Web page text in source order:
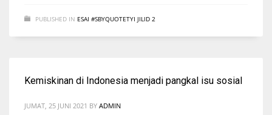
PUBLISHED IN ESAI #SBYQUOTETYI JILID 2
Kemiskinan di Indonesia menjadi pangkal isu sosial
JUMAT, 25 JUNI 2021 BY ADMIN